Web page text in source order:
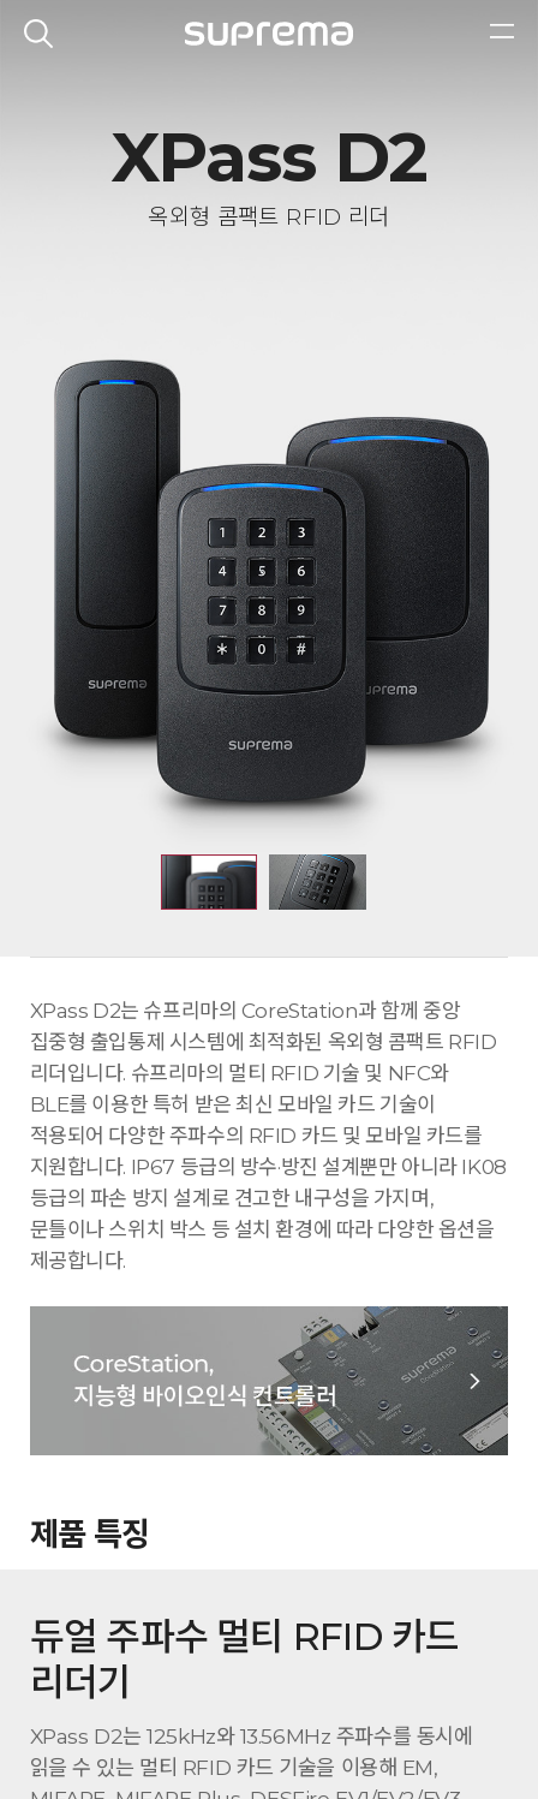
XPass D2
옥외형 콤팩트 RFID 리더
XPass D2는 슈프리마의 CoreStation과 함께 중앙
집중형 출입통제 시스템에 최적화된 옥외형 콤팩트 RFID
리더입니다. 슈프리마의 멀티 RFID 기술 및 NFC와
BLE를 이용한 특허 받은 최신 모바일 카드 기술이
적용되어 다양한 주파수의 RFID 카드 및 모바일 카드를
지원합니다. IP67 등급의 방수·방진 설계뿐만 아니라 IK08
등급의 파손 방지 설계로 견고한 내구성을 가지며,
문틀이나 스위치 박스 등 설치 환경에 따라 다양한 옵션을
제공합니다.
제품 특징
듀얼 주파수 멀티 RFID 카드
리더기
XPass D2는 125kHz와 13.56MHz 주파수를 동시에
읽을 수 있는 멀티 RFID 카드 기술을 이용해 EM,